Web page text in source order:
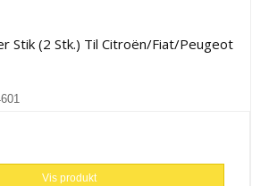
Stik (2 Stk.) Til Citroën/Fiat/Peugeot
Vis produkt